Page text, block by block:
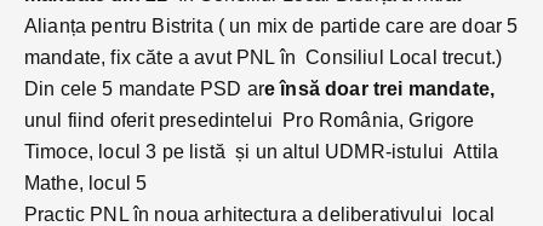
Alianța pentru Bistrita ( un mix de partide care are doar 5
mandate, fix căte a avut PNL în Consiliul Local trecut.)
Din cele 5 mandate PSD are însă doar trei mandate,
unul fiind oferit presedintelui Pro România, Grigore
Timoce, locul 3 pe listă și un altul UDMR-istului Attila
Mathe, locul 5
Practic PNL în noua arhitectura a deliberativului local